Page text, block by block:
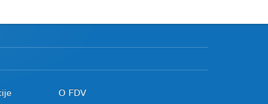
O FDV